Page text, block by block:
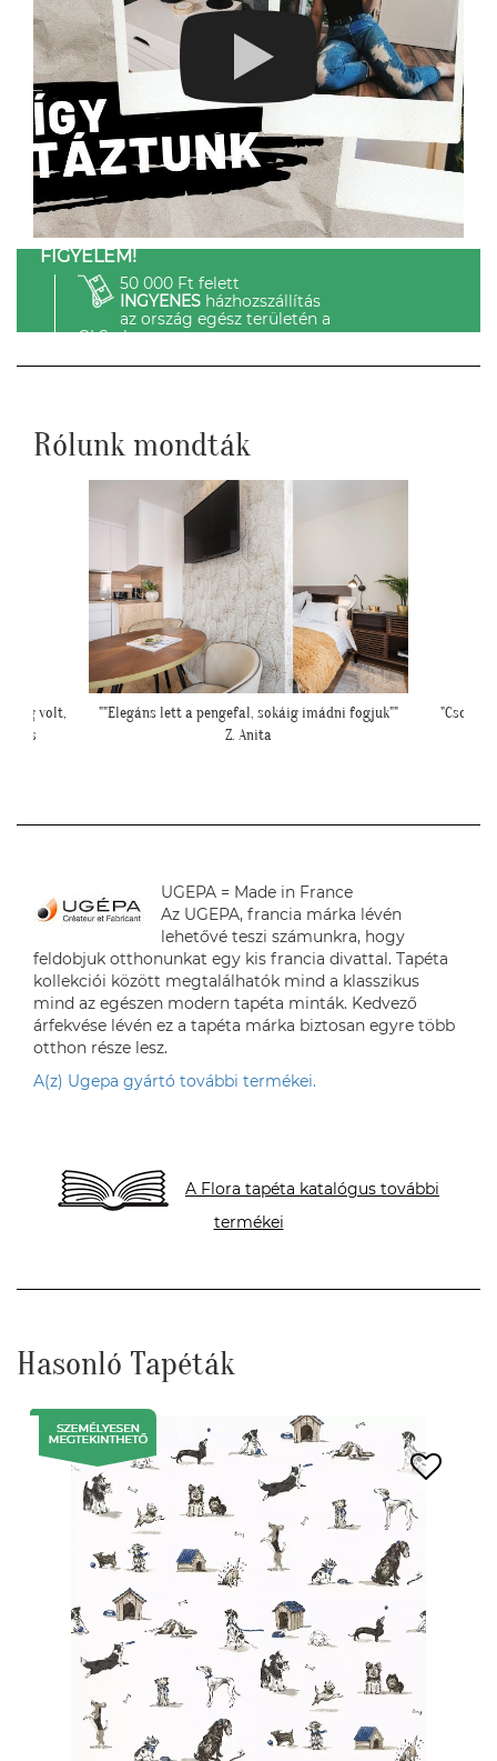
FIGYELEM!
50 000 Ft felett
INGYENESházhozszállítás
az ország egész területén a
GLS-el.
Rólunk mondták
fogjuk""
"Csodálatos a fotótapéta még szebb mint ahogy
gondoltam!"
"Ilyen
UGEPA = Made in France
Az UGEPA, francia márka lévén
lehetővé teszi számunkra, hogy
feldobjuk otthonunkat egy kis francia divattal. Tapéta
kollekciói között megtalálhatók mind a klasszikus
mind az egészen modern tapéta minták. Kedvező
árfekvése lévén ez a tapéta márka biztosan egyre több
otthon része lesz.
A(z) Ugepa gyártó további termékei.
A Flora tapéta katalógus további
termékei
Hasonló Tapéták